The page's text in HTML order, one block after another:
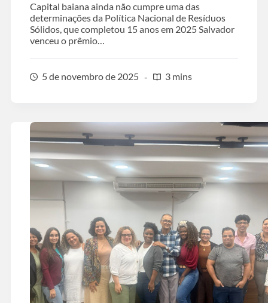
Capital baiana ainda não cumpre uma das
determinações da Política Nacional de Resíduos
Sólidos, que completou 15 anos em 2025 Salvador
venceu o prêmio…
5 de novembro de 2025 3 mins